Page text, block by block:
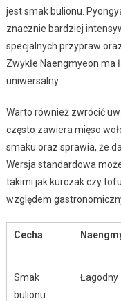
jest smak bulionu.
znacznie bardziej
specjalnych przypraw
Zwykłe Naengmyeon ma
uniwersalny.
Warto również zwrócić
często zawiera mięso
smaku oraz sprawia, że
Wersja standardowa
takimi jak kurczak czy
względem
Cecha
Smak
bulionu
Łagodny